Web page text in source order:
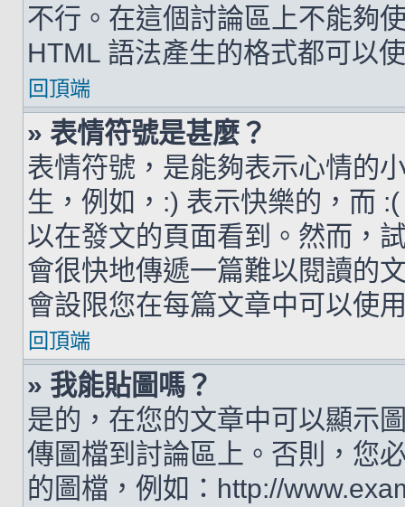
不行。在這個討論區上不能夠
HTML 語法產生的格式都可以
回頂端
» 表情符號是甚麼？
表情符號，是能夠表示心情的
生，例如，:) 表示快樂的，而
以在發文的頁面看到。然而，
會很快地傳遞一篇難以閱讀的
會設限您在每篇文章中可以使
回頂端
» 我能貼圖嗎？
是的，在您的文章中可以顯示
傳圖檔到討論區上。否則，您
的圖檔，例如：http://